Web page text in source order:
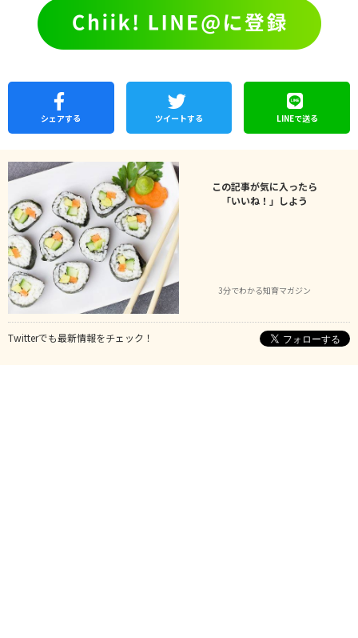
シェアする ツイートする LINEで送る
この記事が気に入ったら
「いいね！」しよう
3分でわかる知育マガジン
Twitterでも最新情報をチェック！